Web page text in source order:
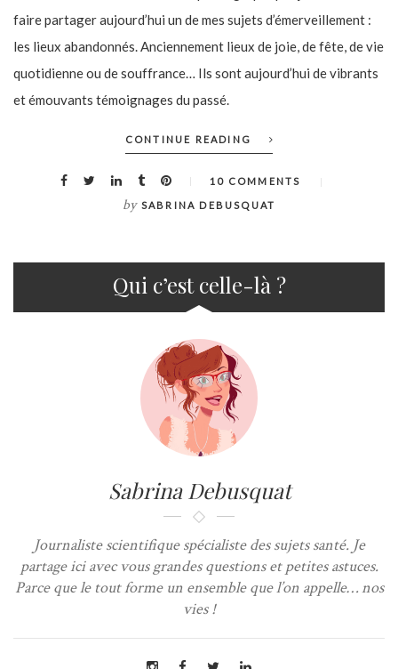
faire partager aujourd’hui un de mes sujets d’émerveillement :
les lieux abandonnés. Anciennement lieux de joie, de fête, de vie
quotidienne ou de souffrance… Ils sont aujourd’hui de vibrants
et émouvants témoignages du passé.
CONTINUE READING
10 COMMENTS
by SABRINA DEBUSQUAT
Qui c’est celle-là ?
Sabrina Debusquat
Journaliste scientifique spécialiste des sujets santé. Je
partage ici avec vous grandes questions et petites astuces.
Parce que le tout forme un ensemble que l’on appelle… nos
vies !